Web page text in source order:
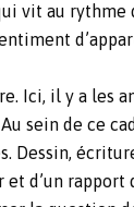
vit au
Ici, il y a les
sein de ce
d’un